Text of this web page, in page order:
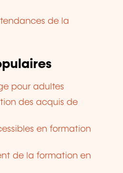
de la
pour adultes
des acquis de
en formation
de la formation en